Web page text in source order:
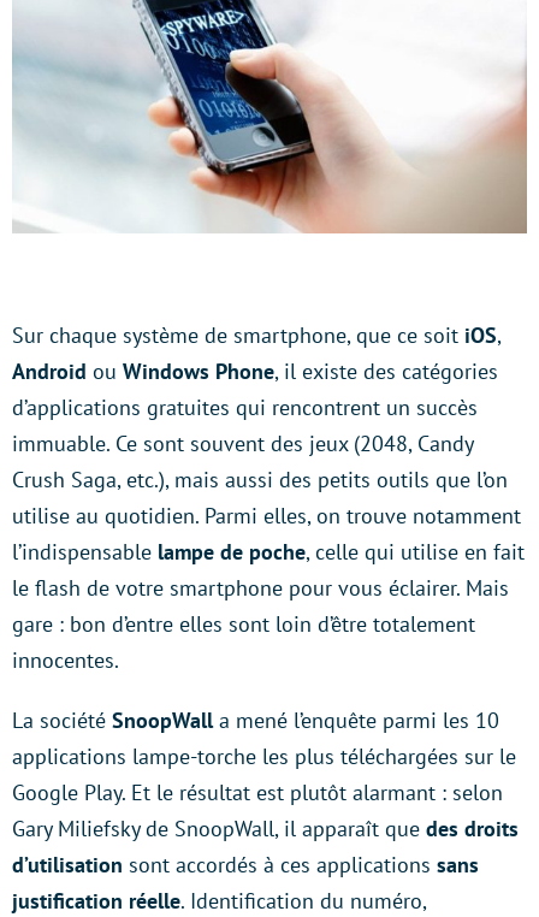
Sur chaque système de smartphone, que ce soit iOS,
Android ou Windows Phone, il existe des catégories
d’applications gratuites qui rencontrent un succès
immuable. Ce sont souvent des jeux (2048, Candy
Crush Saga, etc.), mais aussi des petits outils que l’on
utilise au quotidien. Parmi elles, on trouve notamment
l’indispensable lampe de poche, celle qui utilise en fait
le flash de votre smartphone pour vous éclairer. Mais
gare : bon d’entre elles sont loin d’être totalement
innocentes.
La société SnoopWalla mené l’enquête parmi les 10
applications lampe-torche les plus téléchargées sur le
Google Play. Et le résultat est plutôt alarmant : selon
Gary Miliefsky de SnoopWall, il apparaît que des droits
d’utilisation sont accordés à ces applications sans
justification réelle. Identification du numéro,